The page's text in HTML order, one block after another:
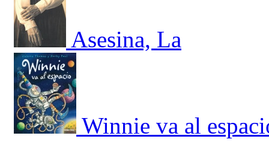
Asesina, La
Winnie va al